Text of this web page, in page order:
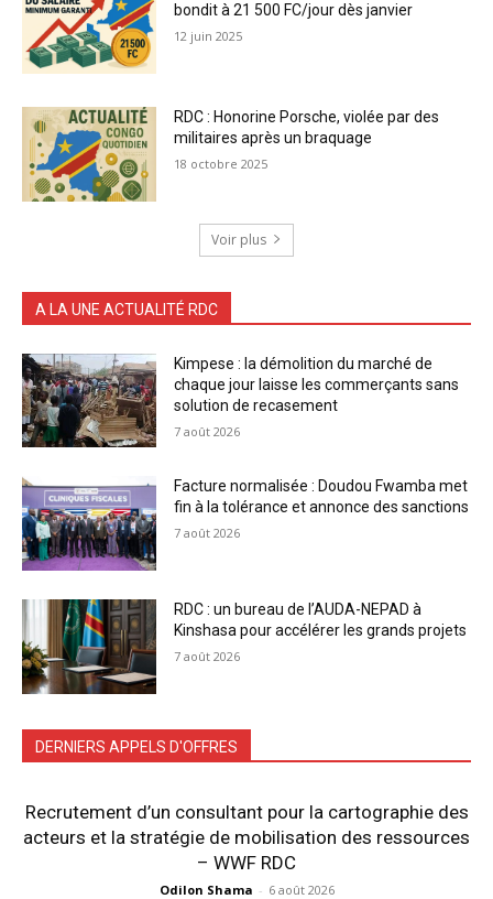
bondit à 21 500 FC/jour dès janvier
12 juin 2025
RDC : Honorine Porsche, violée par des
militaires après un braquage
18 octobre 2025
Voir plus
A LA UNE ACTUALITÉ RDC
Kimpese : la démolition du marché de
chaque jour laisse les commerçants sans
solution de recasement
7 août 2026
Facture normalisée : Doudou Fwamba met
fin à la tolérance et annonce des sanctions
7 août 2026
RDC : un bureau de l’AUDA-NEPAD à
Kinshasa pour accélérer les grands projets
7 août 2026
DERNIERS APPELS D'OFFRES
Recrutement d’un consultant pour la cartographie des
acteurs et la stratégie de mobilisation des ressources
– WWF RDC
Odilon Shama - 6 août 2026